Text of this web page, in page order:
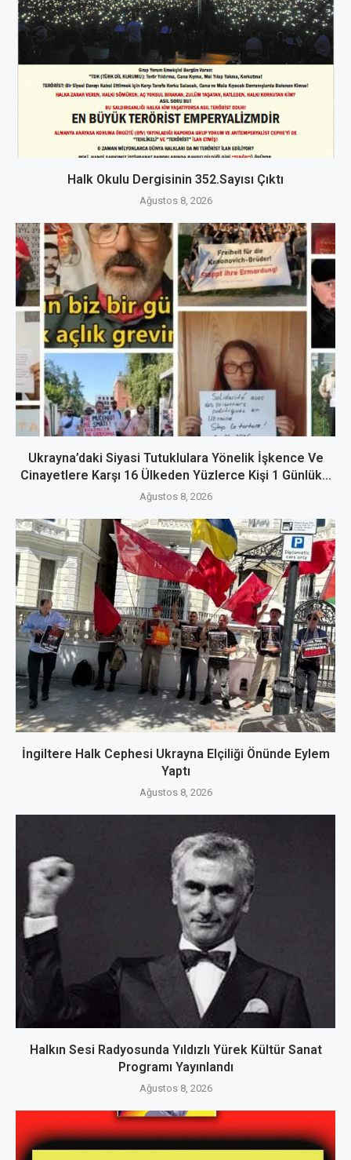
Halk Okulu Dergisinin 352.Sayısı Çıktı
Ağustos 8, 2026
Ukrayna’daki Siyasi Tutuklulara Yönelik İşkence Ve
Cinayetlere Karşı 16 Ülkeden Yüzlerce Kişi 1 Günlük...
Ağustos 8, 2026
İngiltere Halk Cephesi Ukrayna Elçiliği Önünde Eylem
Yaptı
Ağustos 8, 2026
Halkın Sesi Radyosunda Yıldızlı Yürek Kültür Sanat
Programı Yayınlandı
Ağustos 8, 2026